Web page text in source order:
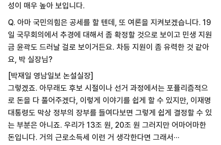
성이 매우 높아 보입니다.
Q. 아마 국민의힘은 공세를 할 텐데, 또 여론을 지켜보겠습니다. 19
일 국무회의에서 추경에 대해서 좀 확정할 것으로 보이고 민생 지원
금 윤곽도 드러날 걸로 보이거든요. 차등 지원이 좀 유력한 것 같아
요, 박 실장님?
[박재일 영남일보 논설실장]
그렇겠죠. 아무래도 후보 시절이나 선거 과정에서는 포퓰리즘적으
로 돈을 다 풀어주겠다, 이렇게 이야기를 쉽게 할 수 있지만, 이재명
대통령도 막상 정부의 장부를 들여다보면 그렇게 쉽게 결정할 수 있
는 부분은 아니죠. 우리가 13조 원, 20조 원 그러지만 어마어마한
돈입니다. 거의 근로소득세 이런 거 생각한다면 그래서···